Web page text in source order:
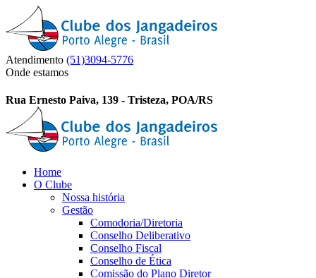
Atendimento (51)3094-5776
Onde estamos
Rua Ernesto Paiva, 139 - Tristeza, POA/RS
Home
O Clube
Nossa história
Gestão
Comodoria/Diretoria
Conselho Deliberativo
Conselho Fiscal
Conselho de Ética
Comissão do Plano Diretor